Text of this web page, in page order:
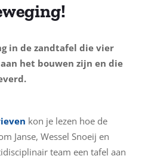
in de zandtafel die vier
het bouwen zijn en die
kon je lezen hoe de
Janse, Wessel Snoeij en
team een tafel aan